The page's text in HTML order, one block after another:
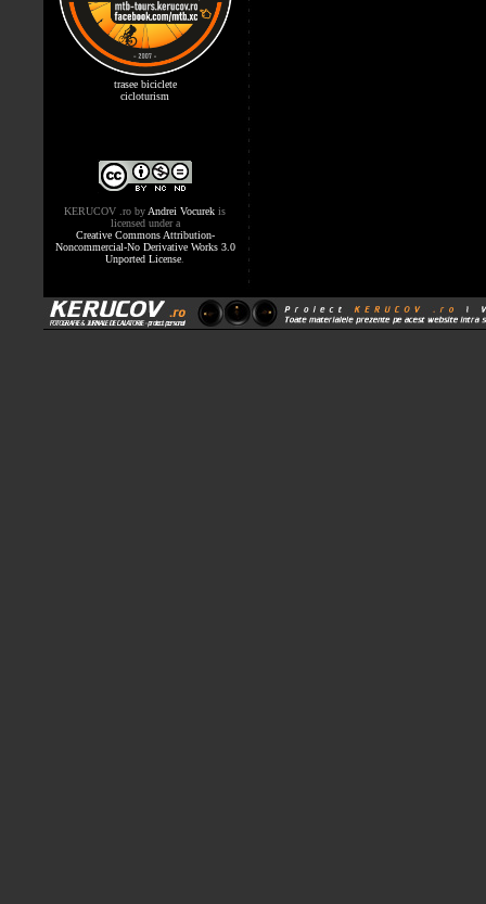
trasee biciclete
cicloturism
KERUCOV .ro by Andrei Vocurek is
licensed under a
Creative Commons Attribution-
Noncommercial-No Derivative Works 3.0
Unported License